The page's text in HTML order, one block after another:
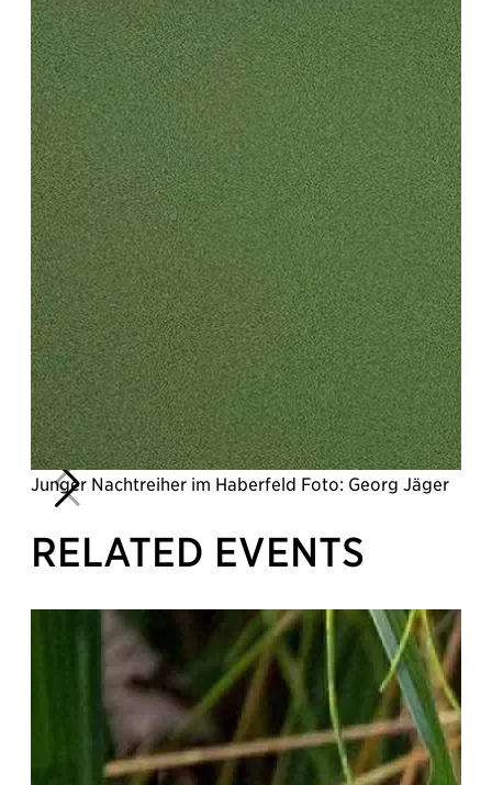
Junger Nachtreiher im Haberfeld Foto: Georg Jäger
RELATED EVENTS